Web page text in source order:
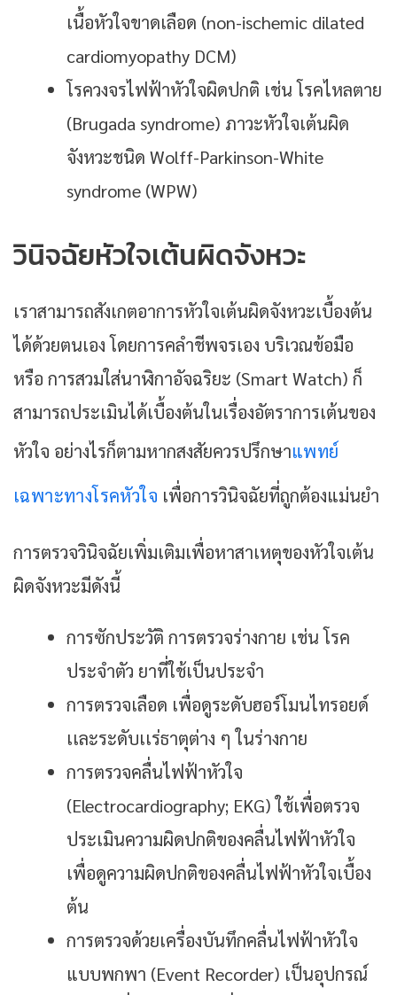
เนื้อหัวใจขาดเลือด (non-ischemic dilated
cardiomyopathy DCM)
โรควงจรไฟฟ้าหัวใจผิดปกติ เช่น โรคไหลตาย
(Brugada syndrome) ภาวะหัวใจเต้นผิด
จังหวะชนิด Wolff-Parkinson-White
syndrome (WPW)
วินิจฉัยหัวใจเต้นผิดจังหวะ
เราสามารถสังเกตอาการหัวใจเต้นผิดจังหวะเบื้องต้น
ได้ด้วยตนเอง โดยการคลำชีพจรเอง บริเวณข้อมือ
หรือ การสวมใส่นาฬิกาอัจฉริยะ (smart Watch) ก็
สามารถประเมินได้เบื้องต้นในเรื่องอัตราการเต้นของ
หัวใจ อย่างไรก็ตามหากสงสัยควรปรึกษาแพทย์
เฉพาะทางโรคหัวใจ เพื่อการวินิจฉัยที่ถูกต้องแม่นยำ
การตรวจวินิจฉัยเพิ่มเติมเพื่อหาสาเหตุของหัวใจเต้น
ผิดจังหวะมีดังนี้
การซักประวัติ การตรวจร่างกาย เช่น โรค
ประจำตัว ยาที่ใช้เป็นประจำ
การตรวจเลือด เพื่อดูระดับฮอร์โมนไทรอยด์
เเละระดับเเร่ธาตุต่าง ๆ ในร่างกาย
การตรวจคลื่นไฟฟ้าหัวใจ
(electrocardiography; EKG) ใช้เพื่อตรวจ
ประเมินความผิดปกติของคลื่นไฟฟ้าหัวใจ
เพื่อดูความผิดปกติของคลื่นไฟฟ้าหัวใจเบื้อง
ต้น
การตรวจด้วยเครื่องบันทึกคลื่นไฟฟ้าหัวใจ
แบบพกพา (event Recorder) เป็นอุปกรณ์